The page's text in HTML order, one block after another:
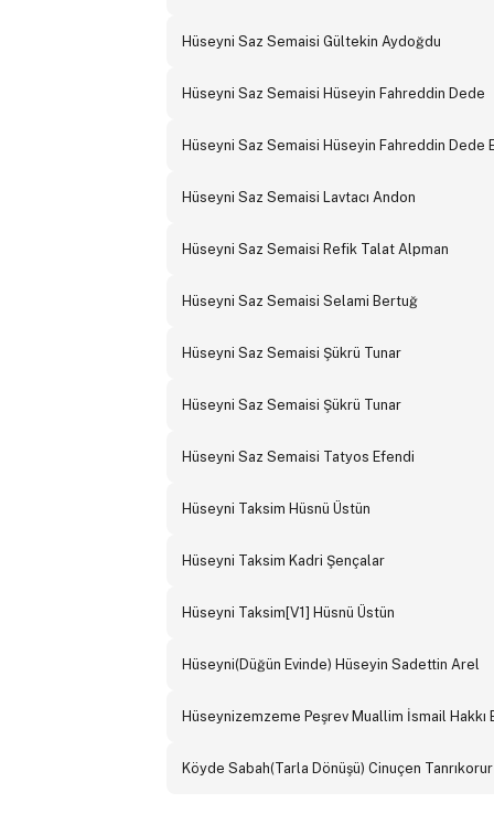
Hüseyni Saz Semaisi Gültekin Aydoğdu
Hüseyni Saz Semaisi Hüseyin Fahreddin Dede
Hüseyni Saz Semaisi Hüseyin Fahreddin Dede
Hüseyni Saz Semaisi Lavtacı Andon
Hüseyni Saz Semaisi Refik Talat Alpman
Hüseyni Saz Semaisi Selami Bertuğ
Hüseyni Saz Semaisi Şükrü Tunar
Hüseyni Saz Semaisi Şükrü Tunar
Hüseyni Saz Semaisi Tatyos Efendi
Hüseyni Taksim Hüsnü Üstün
Hüseyni Taksim Kadri Şençalar
Hüseyni Taksim[V1] Hüsnü Üstün
Hüseyni(Düğün Evinde) Hüseyin Sadettin Arel
Hüseynizemzeme Peşrev Muallim İsmail Hakkı
Köyde Sabah(Tarla Dönüşü) Cinuçen Tanrıkorur